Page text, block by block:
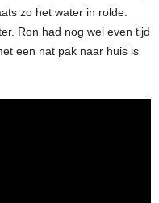
zo het water in rolde.
Ron had nog wel even tijd
een nat pak naar huis is